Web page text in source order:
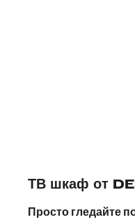
ТВ шкаф от
Просто гледайте